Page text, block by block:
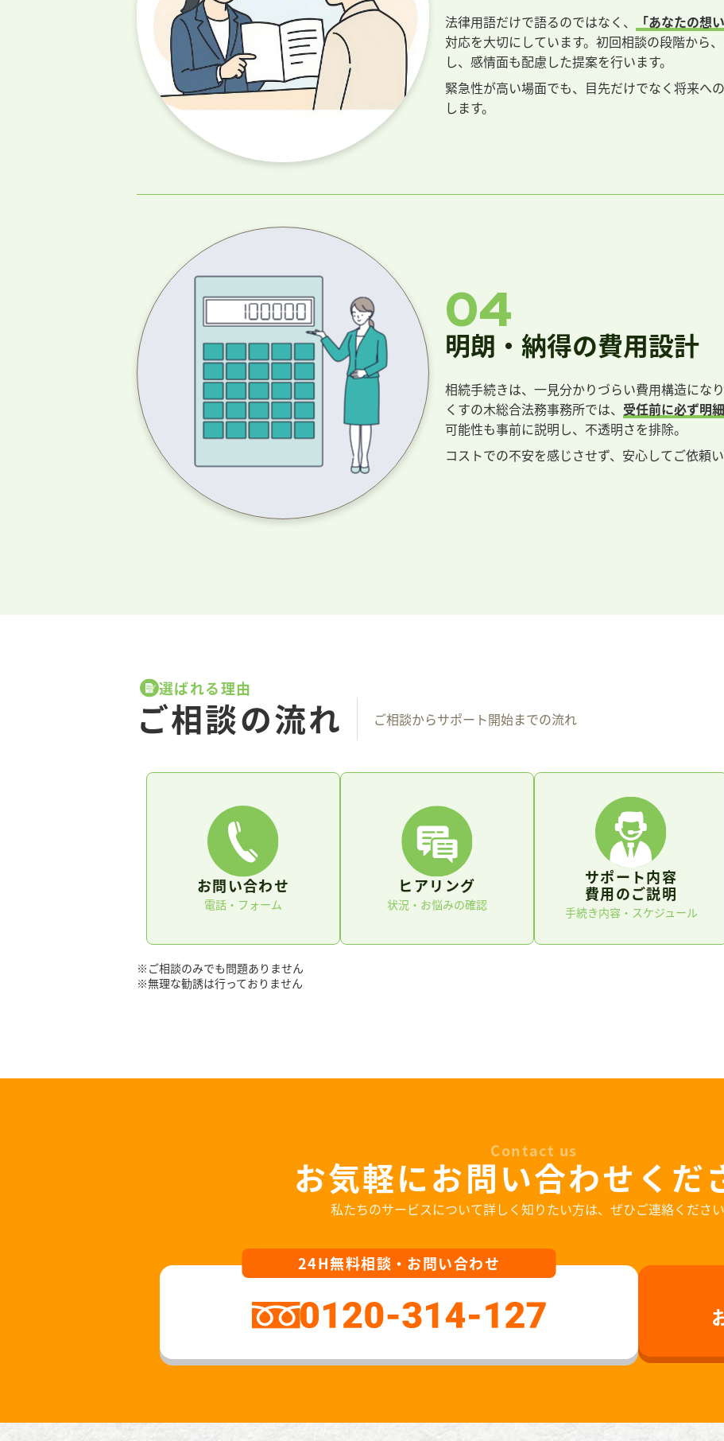
法律用語だけで語るのではなく、 「あなたの想い
対応を大切にしています。初回相談の段階から
し、感情面も配慮した提案を行います。
緊急性が高い場面でも、目先だけでなく将来へ
します。
04
明朗・納得の費用設計
相続手続きは、一見分かりづらい費用構造になり
くすの木総合法務事務所では、 受任前に必ず明
可能性も事前に説明し、不透明さを排除。
コストでの不安を感じさせず、安心してご依頼
選ばれる理由
ご相談の流れ ご相談からサポート開始までの流れ
お問い合わせ
電話・フォーム
ヒアリング
状況・お悩みの確認
サポート内容
費用のご説明
手続き内容・スケジュール
※ご相談のみでも問題ありません
※無理な勧誘は行っておりません
Contact us
お気軽にお問い合わせくだ
私たちのサービスについて詳しく知りたい方は、ぜひご連絡ください
24H無料相談・お問い合わせ